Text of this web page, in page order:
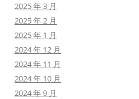
2025 年 3 月
2025 年 2 月
2025 年 1 月
2024 年 12 月
2024 年 11 月
2024 年 10 月
2024 年 9 月